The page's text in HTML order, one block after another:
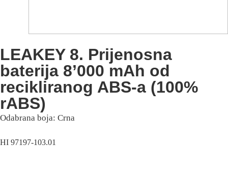
LEAKEY 8. Prijenosna
baterija 8’000 mAh od
recikliranog ABS-a (100%
rABS)
Odabrana boja: Crna
HI 97197-103.01